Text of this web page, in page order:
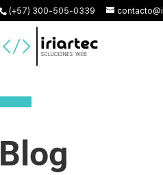
(+57) 300-505-0339
Blog